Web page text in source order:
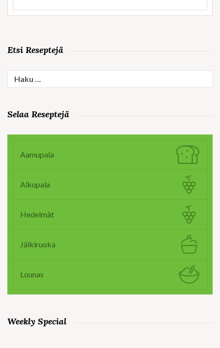
Etsi Reseptejä
Haku:
Selaa Reseptejä
Aamupala
Alkupala
Hedelmät
Jälkiruoka
Lounas
Weekly Special